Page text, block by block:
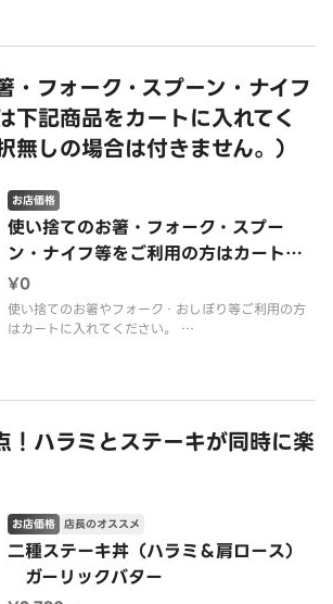
引き立てた贅沢なローストビーフ丼。
一口ごとに広がる上質な味わいをお楽しみくださ
い。
来客時での
・フォーク・スプーン・ナイフ
下記商品をカートに入れてく
無しの場合は付きません。）
使い捨てのお箸・フォーク・スプー
ン・ナイフ等をご利用の方はカートに
入れてください。
お店価格
¥0
使い捨てのお箸やフォーク・おしぼり等ご利用の方
はカートに入れてください。
！ハラミとステーキが同時に楽
二種ステーキ丼（ハラミ＆肩ロース）
ガーリックバター
お店価格 店長のオススメ